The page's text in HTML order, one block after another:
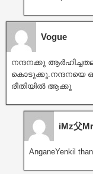
Vogue
നന്ദനക്കു
കൊടുക്കൂ.നന്ദനയെ
രീതിയിൽ ആക്കൂ
iMz父
AnganeYenkil